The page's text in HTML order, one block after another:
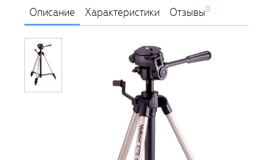
Описание Характеристики Отзывы0